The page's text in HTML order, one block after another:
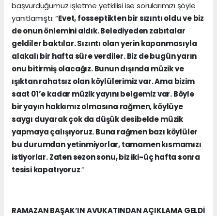
başvurduğumuz işletme yetkilisi ise sorularımızı şöyle
yanıtlamıştı: “Evet, fosseptikten bir sızıntı oldu ve biz
de onun önlemini aldık. Belediyeden zabıtalar
geldiler baktılar. Sızıntı olan yerin kapanmasıyla
alakalı bir hafta süre verdiler. Biz de bugün yarın
onu bitirmiş olacağız. Bunun dışında müzik ve
ışıktan rahatsız olan köylülerimiz var. Ama bizim
saat 01’e kadar müzik yayını belgemiz var. Böyle
bir yayın hakkımız olmasına rağmen, köylüye
saygı duyarak çok da düşük desibelde müzik
yapmaya çalışıyoruz. Buna rağmen bazı köylüler
bu durumdan yetinmiyorlar, tamamen kısmamızı
istiyorlar. Zaten sezon sonu, biz iki-üç hafta sonra
tesisi kapatıyoruz.”
RAMAZAN BAŞAK’IN AVUKATINDAN AÇIKLAMA GELDİ